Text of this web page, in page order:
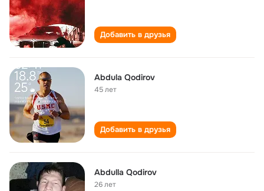
Добавить в друзья
Abdula Qodirov
45 лет
Добавить в друзья
Abdulla Qodirov
26 лет